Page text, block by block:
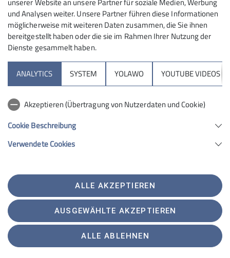
ein wunderschönes rot-grünes Farbspiel ins Wasser.
Jetzt macht der Name der Tour seinem Ruf wieder alle
Ehre: Die Auffahrt zum Röhrsbächle fordert zunächst
den allerersten Gang und den Oberschenkel-Turbo-
Modus. Zur Entspannung rollen wir anschließend
flowig auf dem Buhlbach-Trail dahin – doch
irgendetwas stimm hier nicht: trockenes Laub auf dem
Trail? Ach so, wir fahren ausnahmsweise durch ein
kleines Laubwäldchen.
und Analysen weiter. Unsere Partner führen diese Informationen
möglicherweise mit weiteren Daten zusammen, die Sie ihnen
bereitgestellt haben oder die sie im Rahmen Ihrer Nutzung der
Dienste gesammelt haben.
ANALYTICS SYSTEM YOLAWO YOUTUBE VIDEOS
Akzeptieren (Übertragung von Nutzerdaten und Cookie)
Cookie Beschreibung
Verwendete Cookies
ALLE AKZEPTIEREN
AUSGEWÄHLTE AKZEPTIEREN
ALLE ABLEHNEN